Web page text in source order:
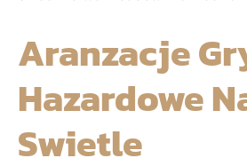
Aranzacje
Hazardowe
Swietle